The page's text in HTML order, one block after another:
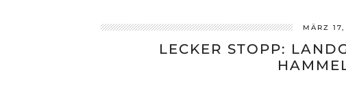
MÄRZ
LECKER STOPP: